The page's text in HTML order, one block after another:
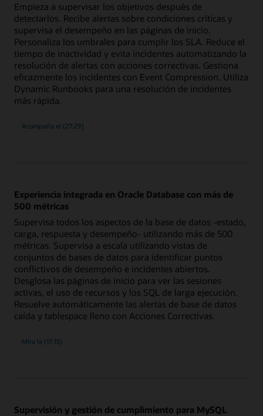
Empieza a supervisar los objetivos después de
detectarlos. Recibe alertas sobre condiciones críticas y
supervisa el desempeño en las páginas de inicio.
Personaliza los umbrales para cumplir los SLA. Reduce el
tiempo de inactividad y evita incidentes automatizando la
resolución de alertas con acciones correctivas. Gestiona
eficazmente los incidentes con Event Compression. Utiliza
Dynamic Runbooks para una resolución de incidentes
más rápida.
Acompaña el
web
incidentes
hasta
la
resolución
(27:29)
Experiencia integrada en Oracle Database con más de
500 métricas
Supervisa todos los aspectos de la base de datos -estado,
carga, respuesta y desempeño- utilizando más de 500
métricas. Supervisa a escala utilizando vistas de
conjuntos de bases de datos para identificar puntos
conflictivos de desempeño e incidentes abiertos.
Desglosa las páginas de inicio para ver las sesiones
activas, el uso de recursos y los SQL de larga ejecución.
Resuelve automáticamente las alertas de base de datos
caída y tablespace lleno con Acciones Correctivas.
Mira la
general
más
(17:13)
Supervisión y gestión de cumplimiento para MySQL